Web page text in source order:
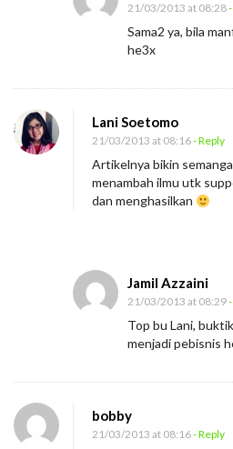
21/03/2013 at 08:28
Sama2 ya, bila
he3x
Lani Soetomo
21/03/2013 at 08:16- Reply
Artikelnya bikin
menambah ilmu utk
dan menghasilkan
Jamil Azzaini
21/03/2013 at 08:29
Top bu Lani,
menjadi pebisnis
bobby
21/03/2013 at 08:16- Reply